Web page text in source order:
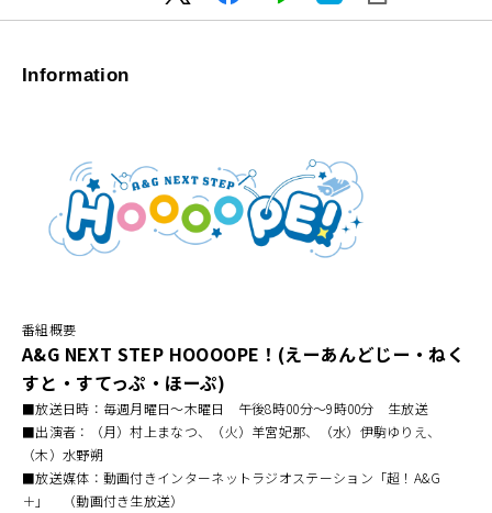
Information
番組概要
A&G NEXT STEP HOOOOPE！(えーあんどじー・ねく
すと・すてっぷ・ほーぷ)
■放送日時：毎週月曜日〜木曜日 午後8時00分～9時00分 生放送
■出演者：（月）村上まなつ、（火）羊宮妃那、（水）伊駒ゆりえ、
（木）水野朔
■放送媒体：動画付きインターネットラジオステーション「超！A&G
＋」 （動画付き生放送）